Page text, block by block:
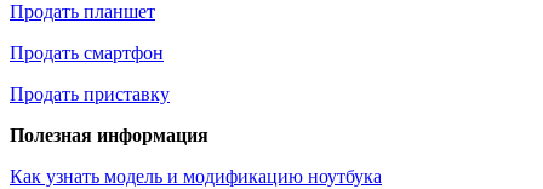
Продать планшет
Продать смартфон
Продать приставку
Полезная информация
Как узнать модель и модификацию ноутбука